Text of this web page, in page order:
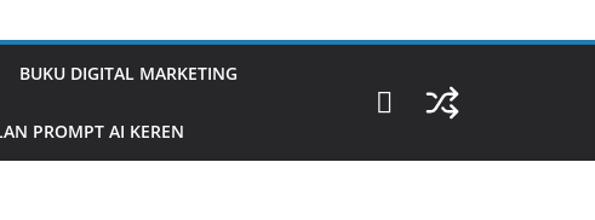
BUKU DIGITAL MARKETING
PROMPT AI KEREN